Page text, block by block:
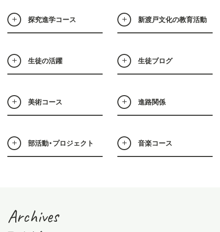
探究進学コース 新渡戸文化の教育活動
生徒の活躍 生徒ブログ
美術コース 進路関係
部活動・プロジェクト 音楽コース
Archives